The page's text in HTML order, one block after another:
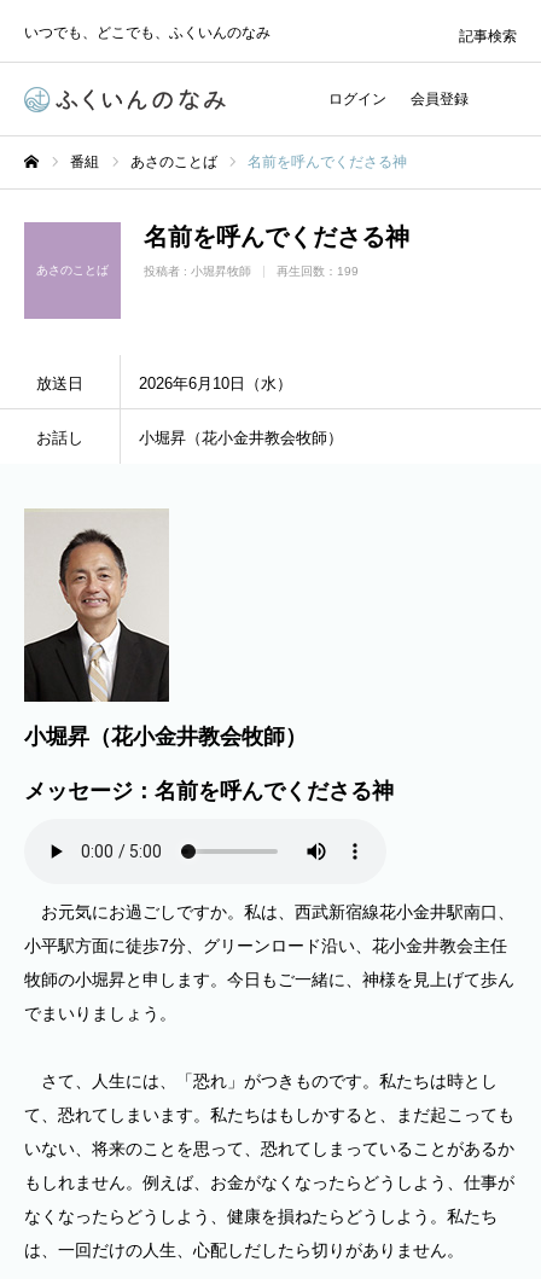
いつでも、どこでも、ふくいんのなみ
ログイン 会員登録
記事検索
番組 あさのことば 名前を呼んでくださる神
あさのことば
名前を呼んでくださる神
投稿者 : 小堀昇牧師 再生回数：199
放送日 2026年6月10日（水）
お話し 小堀昇（花小金井教会牧師）
小堀昇（花小金井教会牧師）
メッセージ：名前を呼んでくださる神
お元気にお過ごしですか。私は、西武新宿線花小金井駅南口、
小平駅方面に徒歩7分、グリーンロード沿い、花小金井教会主任
牧師の小堀昇と申します。今日もご一緒に、神様を見上げて歩ん
でまいりましょう。
さて、人生には、「恐れ」がつきものです。私たちは時とし
て、恐れてしまいます。私たちはもしかすると、まだ起こっても
いない、将来のことを思って、恐れてしまっていることがあるか
もしれません。例えば、お金がなくなったらどうしよう、仕事が
なくなったらどうしよう、健康を損ねたらどうしよう。私たち
は、一回だけの人生、心配しだしたら切りがありません。